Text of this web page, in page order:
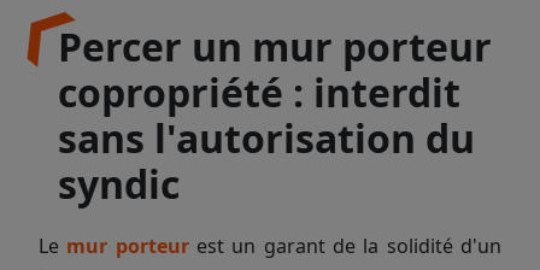
Percer un mur porteur
copropriété : interdit
sans l'autorisation du
syndic
Le mur porteur est un garant de la solidité d'un